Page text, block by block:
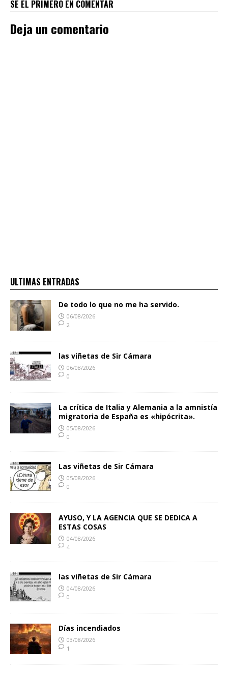
SÉ EL PRIMERO EN COMENTAR
Deja un comentario
ULTIMAS ENTRADAS
De todo lo que no me ha servido.
06/08/2026
2
las viñetas de Sir Cámara
06/08/2026
0
La crítica de Italia y Alemania a la amnistía
migratoria de España es «hipócrita».
05/08/2026
0
Las viñetas de Sir Cámara
05/08/2026
0
AYUSO, Y LA AGENCIA QUE SE DEDICA A
ESTAS COSAS
04/08/2026
4
las viñetas de Sir Cámara
04/08/2026
0
Días incendiados
03/08/2026
1